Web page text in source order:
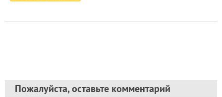
Пожалуйста, оставьте комментарий